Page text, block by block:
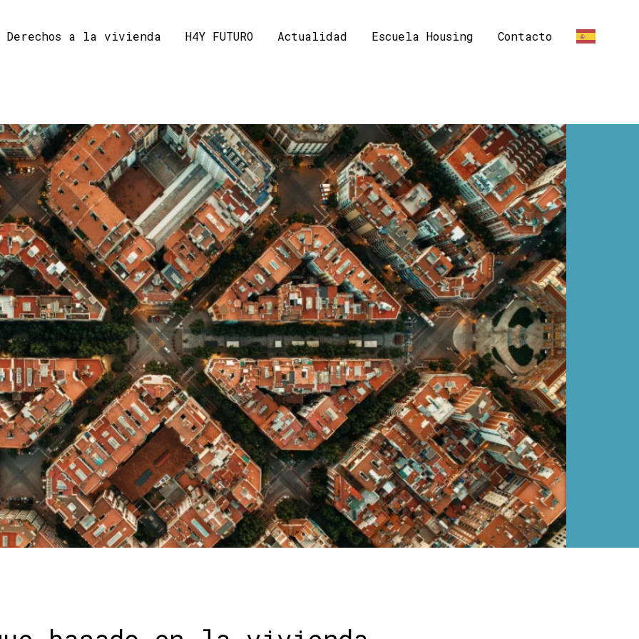
Derechos a la vivienda H4Y FUTURO Actualidad Escuela Housing Contacto ES